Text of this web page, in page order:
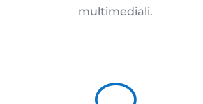
multimediali.